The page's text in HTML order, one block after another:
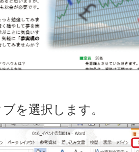
を選択します。